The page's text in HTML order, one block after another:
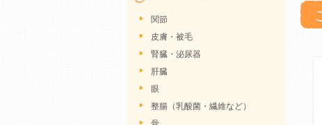
関節
皮膚・被毛
腎臓・泌尿器
肝臓
眼
整腸（乳酸菌・繊維など）